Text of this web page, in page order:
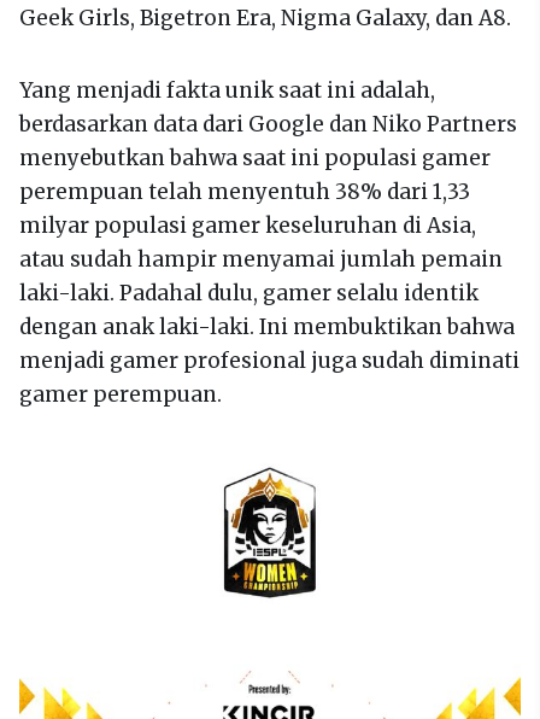
Geek Girls, Bigetron Era, Nigma Galaxy, dan A8.
Yang menjadi fakta unik saat ini adalah,
berdasarkan data dari Google dan Niko Partners
menyebutkan bahwa saat ini populasi gamer
perempuan telah menyentuh 38% dari 1,33
milyar populasi gamer keseluruhan di Asia,
atau sudah hampir menyamai jumlah pemain
laki-laki. Padahal dulu, gamer selalu identik
dengan anak laki-laki. Ini membuktikan bahwa
menjadi gamer profesional juga sudah diminati
gamer perempuan.